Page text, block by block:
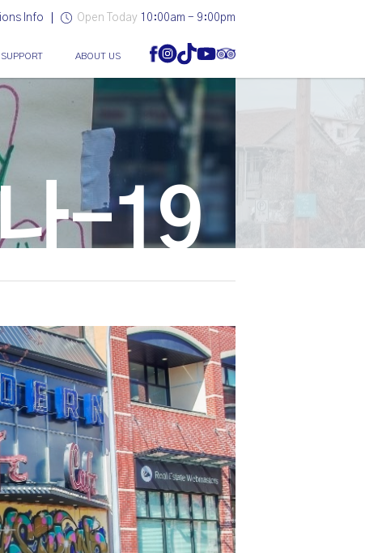
Info Open Today 10:00am - 9:00pm
SUPPORT ABOUT US
-19